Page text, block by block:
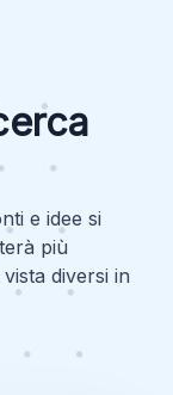
e idee si
più
diversi in